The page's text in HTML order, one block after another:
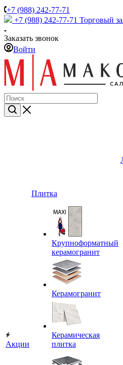
+7 (988) 242-77-71
+7 (988) 242-77-71 Торговый
Заказать звонок
Войти
Акции
Плитка
Крупноформатный
керамогранит
Керамогранит
Керамическая
плитка